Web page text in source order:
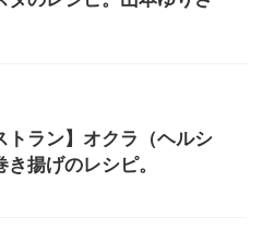
トラン】オクラ（ヘルシ
揚げのレシピ。